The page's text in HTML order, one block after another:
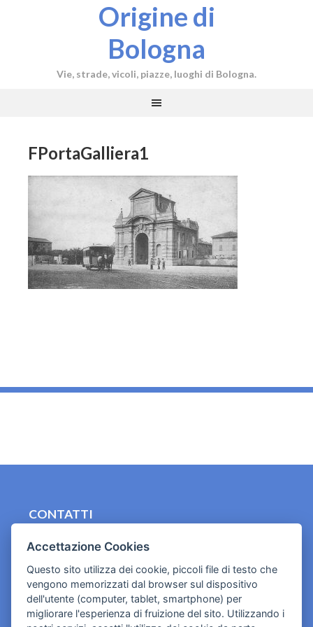
Origine di
Bologna
Vie, strade, vicoli, piazze, luoghi di Bologna.
FPortaGalliera1
CONTATTI
Cookies e informativa privacy
Accettazione Cookies
Questo sito utilizza dei cookie, piccoli file di testo che
vengono memorizzati dal browser sul dispositivo
dell'utente (computer, tablet, smartphone) per
migliorare l'esperienza di fruizione del sito. Utilizzando i